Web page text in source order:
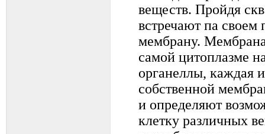
веществ. Пройдя
встречают па своем
мембрану.
самой цитоплазме
органеллы, каждая
собственной
и определяют
клетку различных